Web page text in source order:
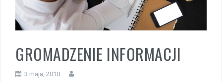
GROMADZENIE INFORMACJI
3 maja, 2010